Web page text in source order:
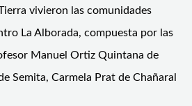
vivieron las comunidades
La Alborada, compuesta por las
Manuel Ortiz Quintana de
Semita, Carmela Prat de Chañaral